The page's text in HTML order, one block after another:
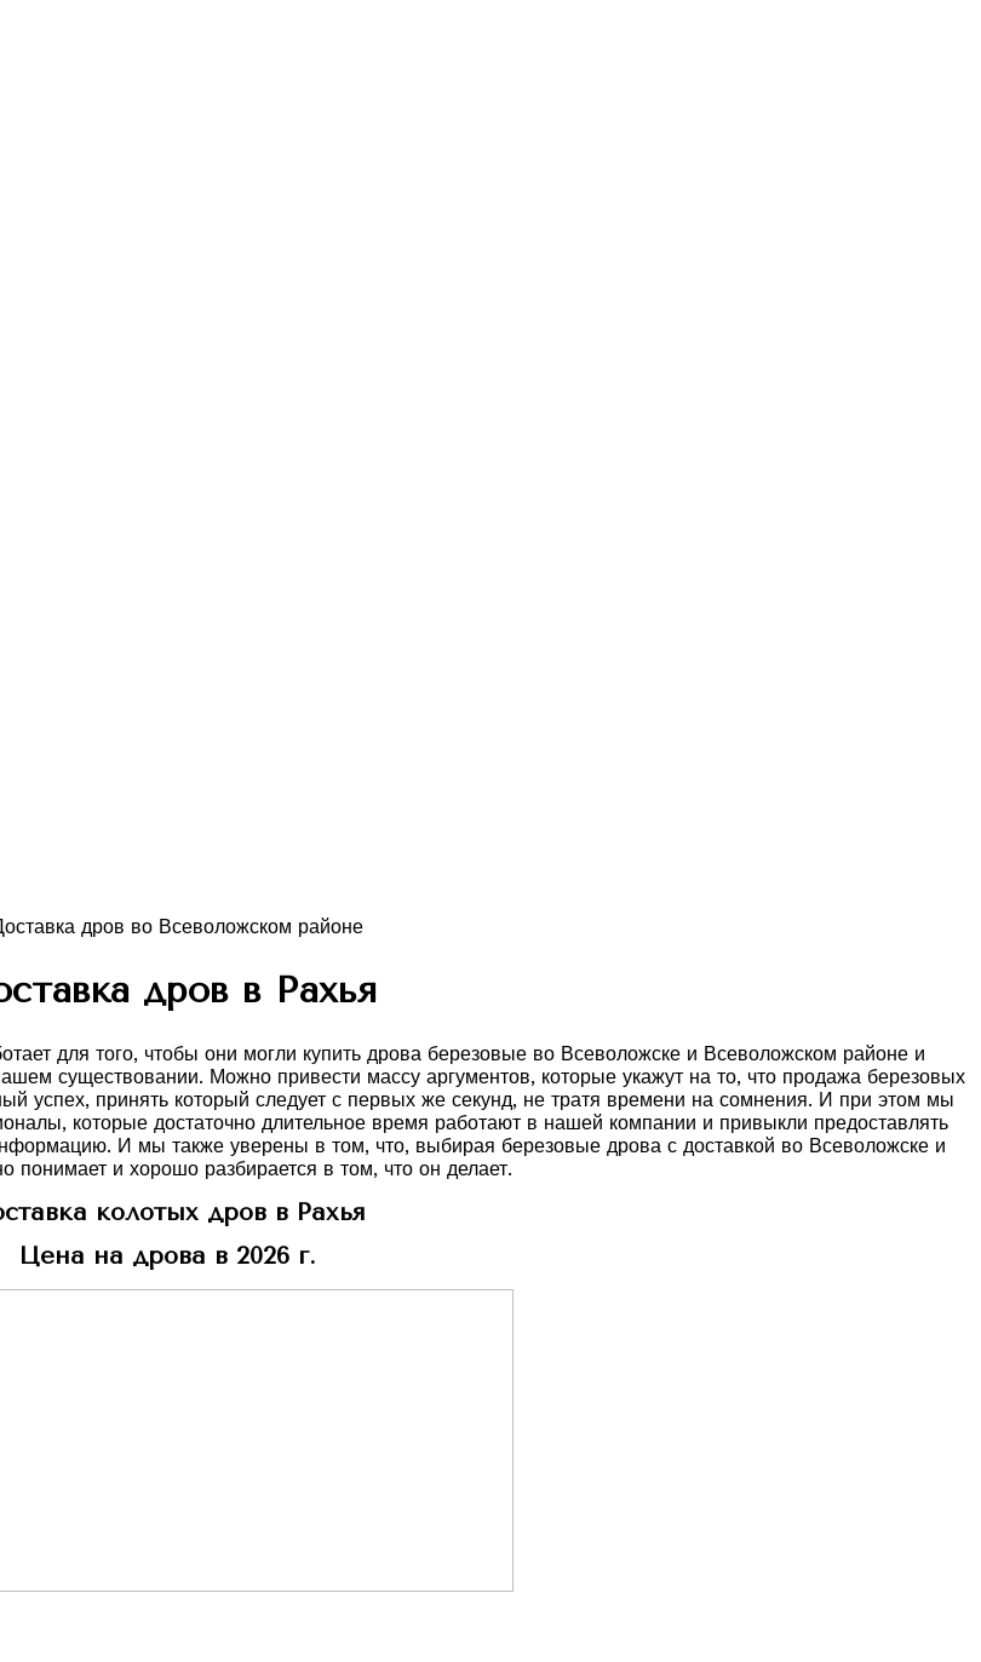
дров в Рахья
для того, чтобы они могли купить дрова березовые во Всеволожске и Всеволожском районе и
существовании. Можно привести массу аргументов, которые укажут на то, что продажа березовых
успех, принять который следует с первых же секунд, не тратя времени на сомнения. И при этом мы
которые достаточно длительное время работают в нашей компании и привыкли предоставлять
И мы также уверены в том, что, выбирая березовые дрова с доставкой во Всеволожске и
понимает и хорошо разбирается в том, что он делает.
колотых дров в Рахья
Цена на дрова в 2026 г.